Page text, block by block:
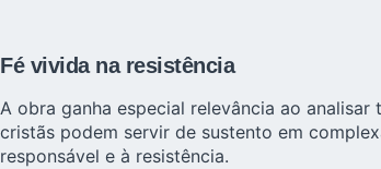
Fé vivida na resistência
A obra ganha especial relevância ao
cristãs podem servir de sustento em
responsável e à resistência.